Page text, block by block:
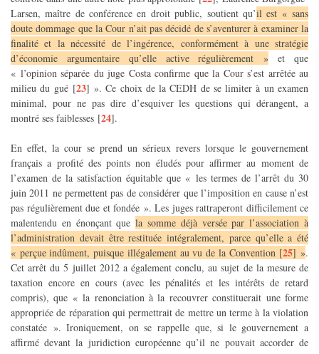
Larsen, maître de conférence en droit public, soutient qu’il est « sans
doute dommage que la Cour n’ait pas décidé de s’aventurer à examiner la
finalité et la nécessité de l’ingérence, conformément à une stratégie
d’économie argumentaire qu’elle active régulièrement » et que
« l’opinion séparée du juge Costa confirme que la Cour s’est arrêtée au
milieu du gué[23] ». Ce choix de la CEDH de se limiter à un examen
minimal, pour ne pas dire d’esquiver les questions qui dérangent, a
montré ses faiblesses [24].
En effet, la cour se prend un sérieux revers lorsque le gouvernement
français a profité des points non éludés pour affirmer au moment de
l’examen de la satisfaction équitable que « les termes de l’arrêt du 30
juin 2011 ne permettent pas de considérer que l’imposition en cause n’est
pas régulièrement due et fondée ». Les juges rattraperont difficilement ce
malentendu en énonçant quela somme déjà versée par l’association à
l’administration devait être restituée intégralement, parce qu’elle a été
« perçue indûment, puisque illégalement au vu de la Convention [25] ».
Cet arrêt du 5 juillet 2012 a également conclu, au sujet de la mesure de
taxation encore en cours (avec les pénalités et les intérêts de retard
compris), que « la renonciation à la recouvrer constituerait une forme
appropriée de réparation qui permettrait de mettre un terme à la violation
constatée ». Ironiquement, on se rappelle que, si le gouvernement a
affirmé devant la juridiction européenne qu’il ne pouvait accorder de